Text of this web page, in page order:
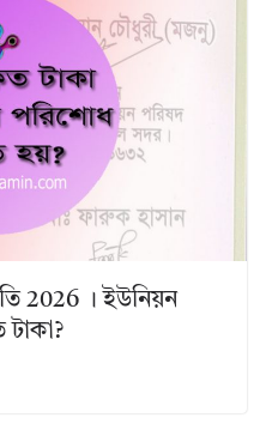
2026 । ইউনিয়ন
টাকা?